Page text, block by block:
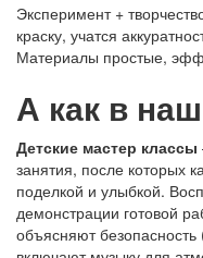
Эксперимент +
краску, учатся
Материалы простые,
А как в
Детские мастер классы
занятия, после которых
поделкой и улыбкой.
демонстрации готовой
объясняют безопасность